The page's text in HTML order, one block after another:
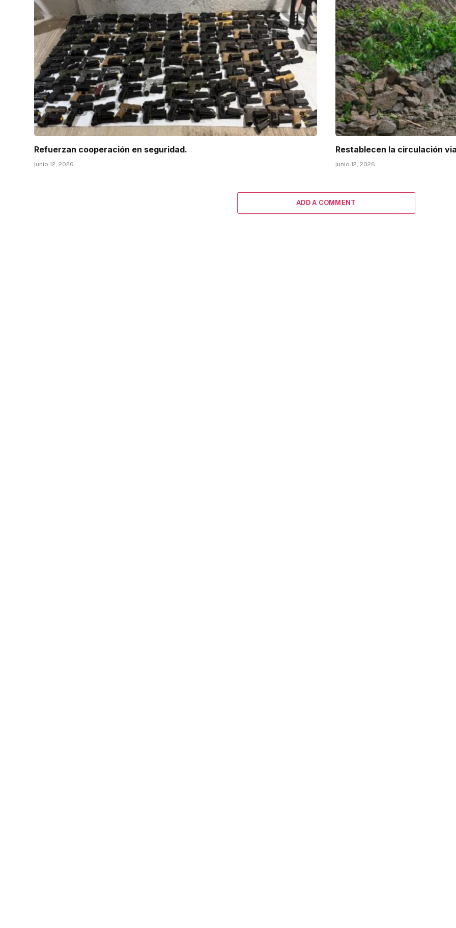
Refuerzan cooperación en seguridad.
junio 12, 2026
Restablecen la circulación
junio 12, 2026
ADD A COMMENT